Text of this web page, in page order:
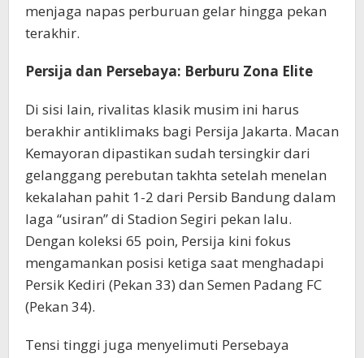
menjaga napas perburuan gelar hingga pekan
terakhir.
Persija dan Persebaya: Berburu Zona Elite
Di sisi lain, rivalitas klasik musim ini harus
berakhir antiklimaks bagi Persija Jakarta. Macan
Kemayoran dipastikan sudah tersingkir dari
gelanggang perebutan takhta setelah menelan
kekalahan pahit 1-2 dari Persib Bandung dalam
laga “usiran” di Stadion Segiri pekan lalu.
Dengan koleksi 65 poin, Persija kini fokus
mengamankan posisi ketiga saat menghadapi
Persik Kediri (Pekan 33) dan Semen Padang FC
(Pekan 34).
Tensi tinggi juga menyelimuti Persebaya